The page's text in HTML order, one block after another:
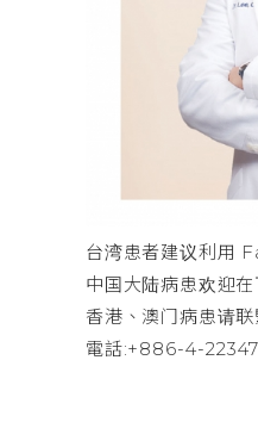
台湾患者建议利用
中国大陆病患欢迎
香港、澳门病患请
電話:+886-4-